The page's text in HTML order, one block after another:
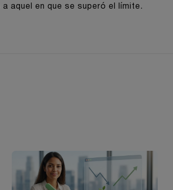
a aquel en que se superó el límite.